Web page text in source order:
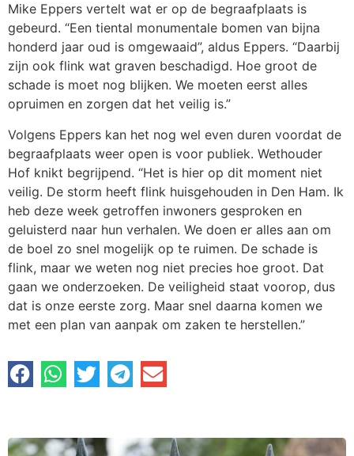
Mike Eppers vertelt wat er op de begraafplaats is
gebeurd. “Een tiental monumentale bomen van bijna
honderd jaar oud is omgewaaid”, aldus Eppers. “Daarbij
zijn ook flink wat graven beschadigd. Hoe groot de
schade is moet nog blijken. We moeten eerst alles
opruimen en zorgen dat het veilig is.”
Volgens Eppers kan het nog wel even duren voordat de
begraafplaats weer open is voor publiek. Wethouder
Hof knikt begrijpend. “Het is hier op dit moment niet
veilig. De storm heeft flink huisgehouden in Den Ham. Ik
heb deze week getroffen inwoners gesproken en
geluisterd naar hun verhalen. We doen er alles aan om
de boel zo snel mogelijk op te ruimen. De schade is
flink, maar we weten nog niet precies hoe groot. Dat
gaan we onderzoeken. De veiligheid staat voorop, dus
dat is onze eerste zorg. Maar snel daarna komen we
met een plan van aanpak om zaken te herstellen.”